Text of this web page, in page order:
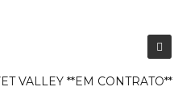
VALLEY **EM CONTRATO**